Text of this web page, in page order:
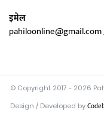
इमेल
© Copyright 2017 - 2026
Design / Developed by